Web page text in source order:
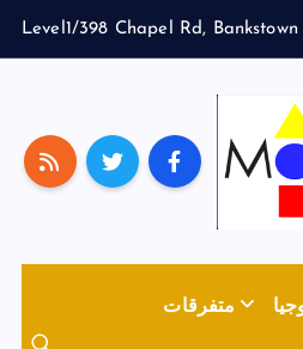
Level1/398 Chapel Rd,
متفرقات